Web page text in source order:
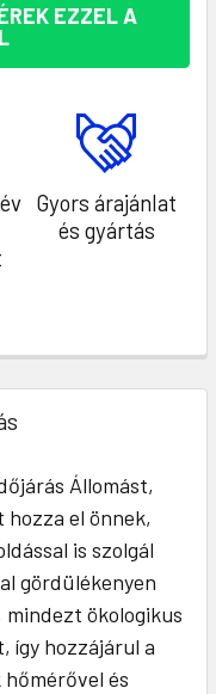
EZZEL A
Gyors árajánlat
és gyártás
Állomást,
hozza el önnek,
is szolgál
gördülékenyen
ökologikus
így hozzájárul a
és